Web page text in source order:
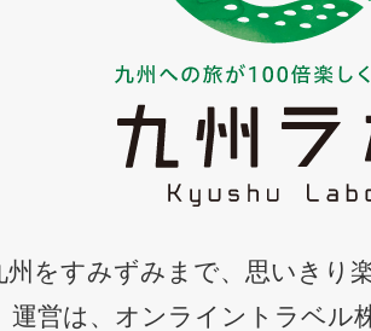
州をすみずみまで、思いきり
運営は、オンライントラベル